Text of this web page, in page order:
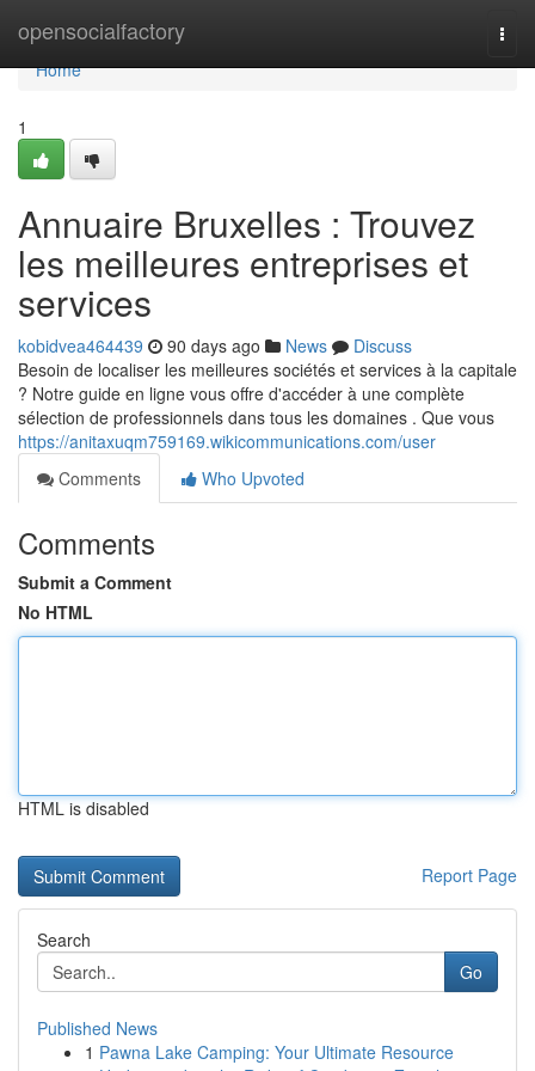
opensocialfactory
Home
Home
1
Annuaire Bruxelles : Trouvez
les meilleures entreprises et
services
kobidvea464439 90 days ago News
Discuss
Besoin de localiser les meilleures sociétés et services à la capitale
? Notre guide en ligne vous offre d'accéder à une complète
sélection de professionnels dans tous les domaines . Que vous
https://anitaxuqm759169.wikicommunications.com/user
Comments
Who Upvoted
Comments
Submit a Comment
No HTML
HTML is disabled
Report Page
Search
Go
Published News
1 Pawna Lake Camping: Your Ultimate Resource